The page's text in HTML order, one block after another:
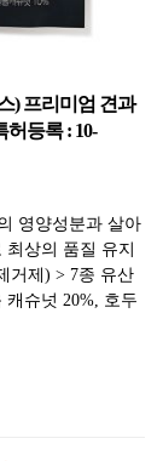
) 프리미엄 견과
등록 : 10-
영양성분과 살아
상의 품질 유지
거제) > 7종 유산
캐슈넛 20%, 호두